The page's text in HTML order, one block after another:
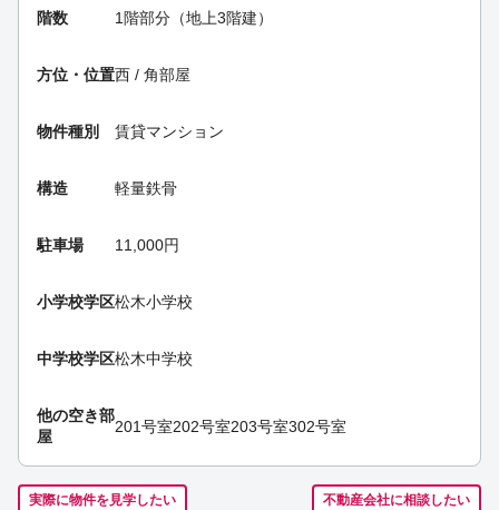
階数 1階部分（地上3階建）
方位・位置西 / 角部屋
物件種別 賃貸マンション
構造 軽量鉄骨
駐車場 11,000円
小学校学区松木小学校
中学校学区松木中学校
他の空き部
屋
201号室202号室203号室302号室
実際に物件を見学したい 不動産会社に相談したい